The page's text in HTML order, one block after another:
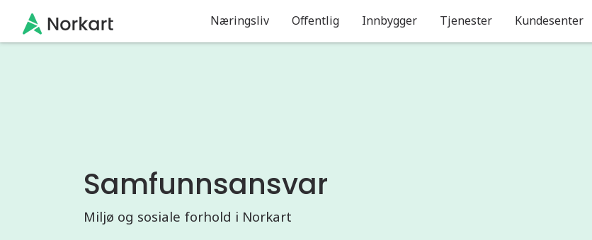
Næringsliv Offentlig Innbygger Tjenester Kundesenter
Samfunnsansvar
Miljø og sosiale forhold i Norkart